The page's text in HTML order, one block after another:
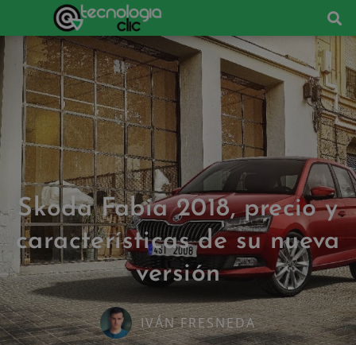
Skoda Fabia 2018, precio y
características de su nueva
versión
IVÁN FRESNEDA